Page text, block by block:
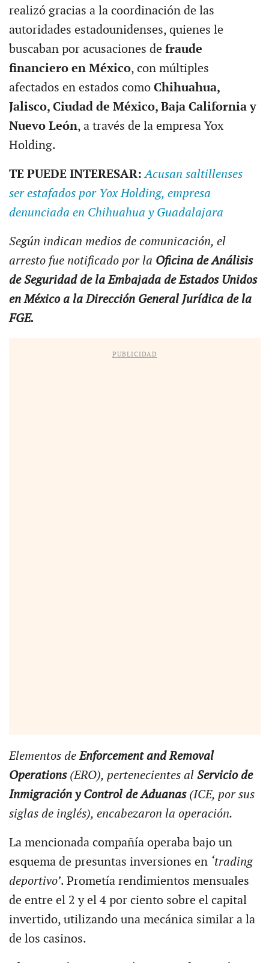
realizó gracias a la coordinación de las
autoridades estadounidenses, quienes le
buscaban por acusaciones de fraude
financiero en México, con múltiples
afectados en estados como Chihuahua,
Jalisco, Ciudad de México, Baja California y
Nuevo León, a través de la empresa Yox
Holding.
TE PUEDE INTERESAR:Acusan saltillenses
ser estafados por Yox Holding, empresa
denunciada en Chihuahua y Guadalajara
Según indican medios de comunicación, el
arresto fue notificado por la Oficina de Análisis
de Seguridad de la Embajada de Estados Unidos
en México a la Dirección General Jurídica de la
FGE.
PUBLICIDAD
Elementos deEnforcement and Removal
Operations(ERO), pertenecientes al Servicio de
Inmigración y Control de Aduanas(ICE, por sus
siglas de inglés), encabezaron la operación.
La mencionada compañía operaba bajo un
esquema de presuntas inversiones en ‘trading
deportivo’. Prometía rendimientos mensuales
de entre el 2 y el 4 por ciento sobre el capital
invertido, utilizando una mecánica similar a la
de los casinos.